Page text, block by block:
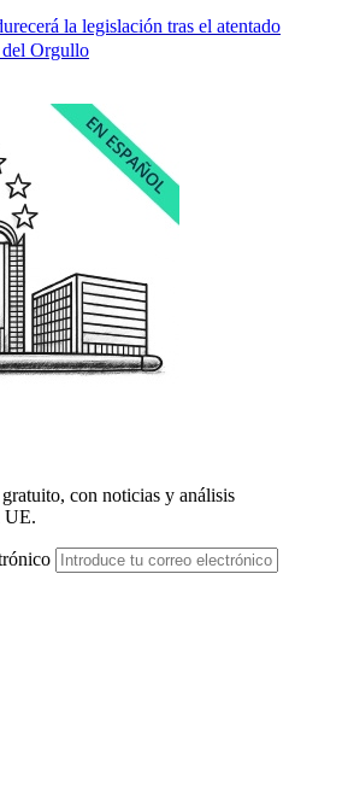
la legislación tras el atentado
del Orgullo
con noticias y análisis
UE.